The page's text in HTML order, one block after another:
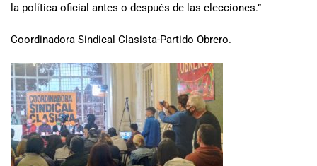
la política oficial antes o después de las elecciones.”
Coordinadora Sindical Clasista-Partido Obrero.